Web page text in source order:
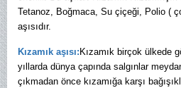
Tetanoz, Boğmaca, Su çiçeği, Polio (
aşısıdır.
Kızamık aşısı: Kızamık birçok ülkede
yıllarda dünya çapında salgınlar
çıkmadan önce kızamığa karşı